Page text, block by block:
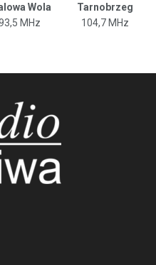
Wola
Tarnobrzeg
MHz 104,7 MHz